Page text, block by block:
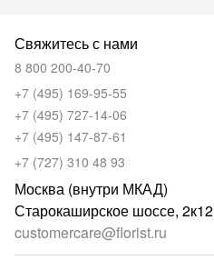
Свяжитесь с нами
8 800 200-40-70
+7 (495) 169-95-55
+7 (495) 727-14-06
+7 (495) 147-87-61
+7 (727) 310 48 93
Москва (внутри МКАД)
Старокаширское шоссе, 2к12
customercare@florist.ru